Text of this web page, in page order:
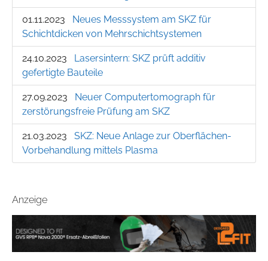
01.11.2023
Neues Messsystem am SKZ für
Schichtdicken von Mehrschichtsystemen
24.10.2023
Lasersintern: SKZ prüft additiv
gefertigte Bauteile
27.09.2023
Neuer Computertomograph für
zerstörungsfreie Prüfung am SKZ
21.03.2023
SKZ: Neue Anlage zur Oberflächen-
Vorbehandlung mittels Plasma
Anzeige